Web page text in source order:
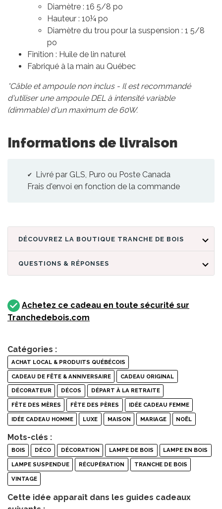
Diamètre : 16 5/8 po
Hauteur : 10¼ po
Diamètre du trou pour la suspension : 1 5/8
po
Finition : Huile de lin naturel
Fabriqué à la main au Québec
*Câble et ampoule non inclus - Il est recommandé
d'utiliser une ampoule DEL à intensité variable
(dimmable) d'un maximum de 60W.
Informations de livraison
Livré par GLS, Puro ou Poste Canada
Frais d'envoi en fonction de la commande
DÉCOUVREZ LA BOUTIQUE TRANCHE DE BOIS
QUESTIONS & RÉPONSES
Achetez ce cadeau en toute sécurité sur
Tranchedebois.com
Catégories :
ACHAT LOCAL & PRODUITS QUÉBÉCOIS
CADEAU DE FÊTE & ANNIVERSAIRE CADEAU ORIGINAL
DÉCORATEUR DÉCOS DÉPART À LA RETRAITE
FÊTE DES MÈRES FÊTE DES PÈRES IDÉE CADEAU FEMME
IDÉE CADEAU HOMME LUXE MAISON MARIAGE NOËL
Mots-clés :
BOIS DÉCO DÉCORATION LAMPE DE BOIS LAMPE EN BOIS
LAMPE SUSPENDUE RÉCUPÉRATION TRANCHE DE BOIS
VINTAGE
Cette idée apparaît dans les guides cadeaux